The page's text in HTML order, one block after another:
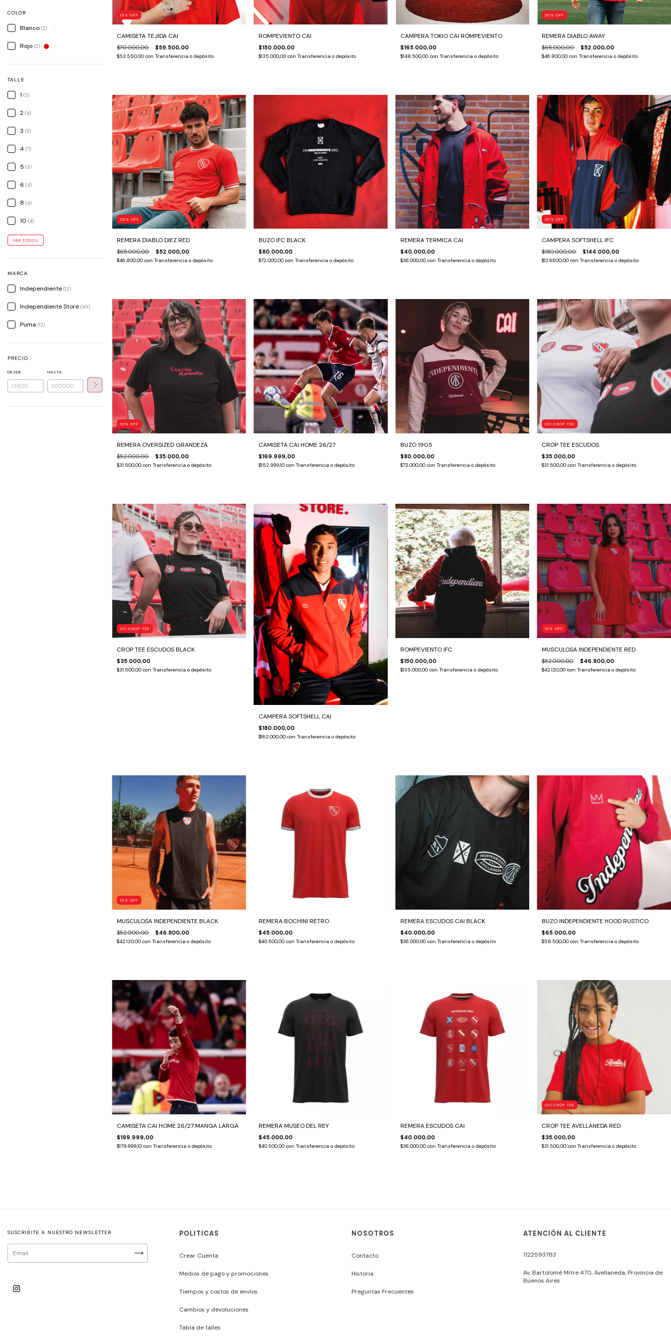
COLOR
Blanco (2)
Rojo (2)
TALLE
1 (3)
2 (4)
3 (3)
4 (7)
5 (3)
6 (4)
8 (4)
10 (4)
VER TODOS
MARCA
Independiente (12)
Independiente Store (45)
Puma (12)
PRECIO
DESDE HASTA
15 % OFF
CAMISETA TEJIDA CAI
$70.000,00 $59.500,00
$53.550,00 con Transferencia o depósito
ROMPEVIENTO CAI
$150.000,00
$135.000,00 con Transferencia o depósito
CAMPERA TOKIO CAI ROMPEVIENTO
$165.000,00
$148.500,00 con Transferencia o depósito
20 %OFF
REMERA DIABLO AWAY
$65.000,00 $52.000,00
$46.800,00con Transferencia o depósito
20 % OFF
REMERA DIABLO DIEZ RED
$65.000,00 $52.000,00
$46.800,00 con Transferencia o depósito
BUZO IFC BLACK
$80.000,00
$72.000,00 con Transferencia o depósito
REMERA TERMICA CAI
$40.000,00
$36.000,00 con Transferencia o depósito
20 %OFF
CAMPERA SOFTSHELL IFC
$180.000,00 $144.000,00
$129.600,00con Transferencia o depósito
33 % OFF
REMERA OVERSIZED GRANDEZA
$52.000,00 $35.000,00
$31.500,00 con Transferencia o depósito
CAMISETA CAI HOME 26/27
$169.999,00
$152.999,10 con Transferencia o depósito
BUZO 1905
$80.000,00
$72.000,00 con Transferencia o depósito
2X1 CROP TEE
CROP TEE ESCUDOS
$35.000,00
$31.500,00con Transferencia o depósito
2X1 CROP TEE
CROP TEE ESCUDOS BLACK
$35.000,00
$31.500,00 con Transferencia o depósito
CAMPERA SOFTSHELL CAI
$180.000,00
$162.000,00 con Transferencia o depósito
ROMPEVIENTO IFC
$150.000,00
$135.000,00 con Transferencia o depósito
10 %OFF
MUSCULOSA INDEPENDIENTE RED
$52.000,00 $46.800,00
$42.120,00con Transferencia o depósito
10 % OFF
MUSCULOSA INDEPENDIENTE BLACK
$52.000,00 $46.800,00
$42.120,00 con Transferencia o depósito
REMERA BOCHINI RETRO
$45.000,00
$40.500,00 con Transferencia o depósito
REMERA ESCUDOS CAI BLACK
$40.000,00
$36.000,00 con Transferencia o depósito
BUZO INDEPENDIENTE HOOD RUSTICO
$65.000,00
$58.500,00con Transferencia o depósito
CAMISETA CAI HOME 26/27 MANGA LARGA
$199.999,00
$179.999,10 con Transferencia o depósito
REMERA MUSEO DEL REY
$45.000,00
$40.500,00 con Transferencia o depósito
REMERA ESCUDOS CAI
$40.000,00
$36.000,00 con Transferencia o depósito
2X1 CROP TEE
CROP TEE AVELLANEDA RED
$35.000,00
$31.500,00con Transferencia o depósito
SUSCRIBITE A NUESTRO NEWSLETTER POLITICAS
Crear Cuenta
Medios de pago y promociones
Tiempos y costos de envíos
Cambios y devoluciones
Tabla de talles
NOSOTROS
Contacto
Historia
Preguntas Frecuentes
ATENCIÓN AL CLIENTE
1122593783
Av. Bartolomé Mitre 470, Avellaneda, Provincia de
Buenos Aires